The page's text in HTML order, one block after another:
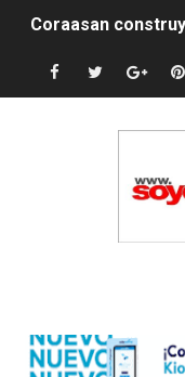
Coraasan
Irán apuesta por
Precio del dólar
Un derrumbe en
La nube